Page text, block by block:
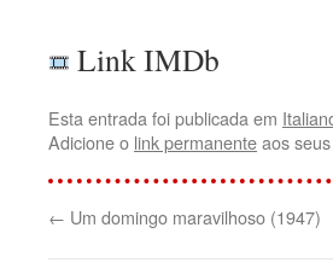
Link IMDb
Esta entrada foi publicada em
Adicione o link permanenteaos
← Um domingo maravilhoso (1947)